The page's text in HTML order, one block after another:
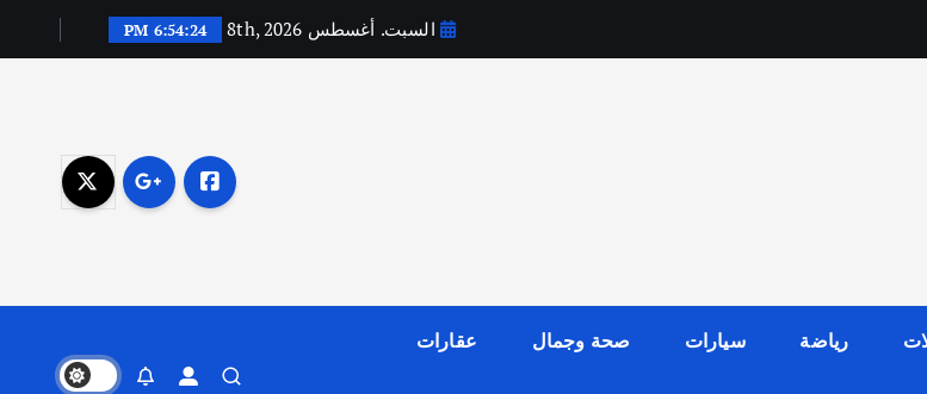
السبت. أغسطس 8th, 2026 6:54:25 PM
رياضة سيارات صحة وجمال عقارات